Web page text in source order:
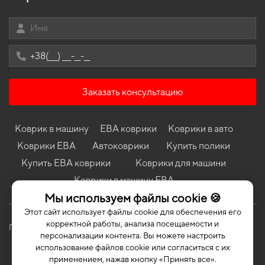
Мы используем файлы cookie 🍪
Этот сайт использует файлы cookie для обеспечения его
корректной работы, анализа посещаемости и
персонализации контента. Вы можете настроить
использование файлов cookie или согласиться с их
применением, нажав кнопку «Принять все».
Crossover рест
Коврики в салон Mitsubishi Pajero Pinin 1998 - 2007 I поколение
Коврики в салон Infiniti Q60 (V36) 2013 - 2016 I поколение EU
Coupe
Коврики в салон Mitsubishi L200 (KAOT) 2006 - 2011 IV
поколение EU Pickup дорест 4-х дверная Short
Коврики Skoda Skoda Fabia IV 2021 - ... IV поколение EU
Hatchback
Коврики BMW E46 3-Series 1997 - 2006 IV поколение EU
Cabriolet
Заказать консультацию
Коврик в машину ЕВА коврики
Коврики в авто
Коврики ЕВА
Автоковрики
Купить полики
Купить ЕВА коврики
Коврики для машини
Коврики в машину ЕВА
Политика конфиденциальности Публичная оферта